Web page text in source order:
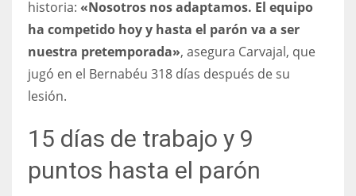
24
DAL
22
historia: «Nosotros nos adaptamos. El equipo
ha competido hoy y hasta el parón va a ser
nuestra pretemporada», asegura Carvajal, que
jugó en el Bernabéu 318 días después de su
lesión.
15 días de trabajo y 9
puntos hasta el parón